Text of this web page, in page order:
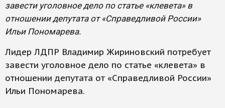
завести уголовное дело по статье «клевета» в
отношении депутата от «Справедливой России»
Ильи Пономарева.
Лидер ЛДПР Владимир Жириновский потребует
завести уголовное дело по статье «клевета» в
отношении депутата от «Справедливой России»
Ильи Пономарева.